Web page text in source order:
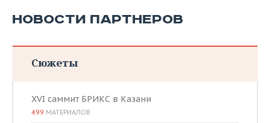
НОВОСТИ ПАРТНЕРОВ
Сюжеты
XVI саммит БРИКС в Казани
499 МАТЕРИАЛОВ